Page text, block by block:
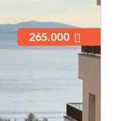
265.000